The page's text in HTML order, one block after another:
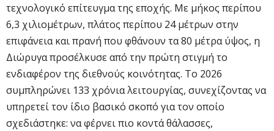
τεχνολογικό επίτευγμα της εποχής. Με μήκος περίπου
6,3 χιλιομέτρων, πλάτος περίπου 24 μέτρων στην
επιφάνεια και πρανή που φθάνουν τα 80 μέτρα ύψος, η
Διώρυγα προσέλκυσε από την πρώτη στιγμή το
ενδιαφέρον της διεθνούς κοινότητας. Το 2026
συμπληρώνει 133 χρόνια λειτουργίας, συνεχίζοντας να
υπηρετεί τον ίδιο βασικό σκοπό για τον οποίο
σχεδιάστηκε: να φέρνει πιο κοντά θάλασσες,